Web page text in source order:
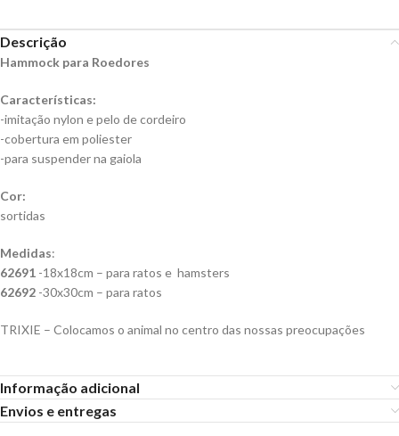
Descrição
Hammock para Roedores
Características:
-imitação nylon e pelo de cordeiro
-cobertura em poliester
-para suspender na gaiola
Cor:
sortidas
Medidas:
62691 -18x18cm – para ratos e hamsters
62692 -30x30cm – para ratos
TRIXIE – Colocamos o animal no centro das nossas preocupações
Informação adicional
Envios e entregas